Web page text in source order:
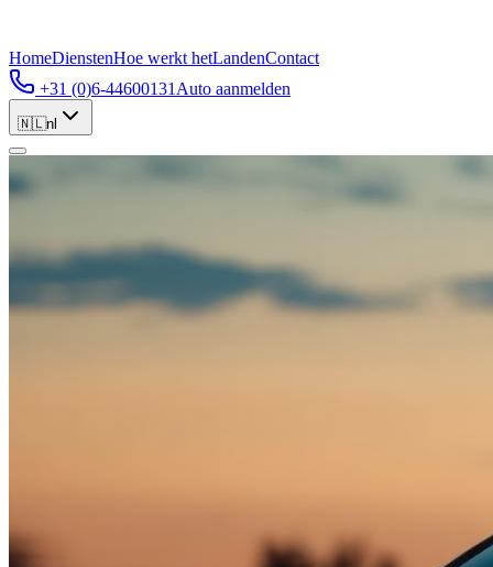
HomeDienstenHoe werkt hetLandenContact
+31 (0)6-44600131 Auto aanmelden
🇳🇱nl